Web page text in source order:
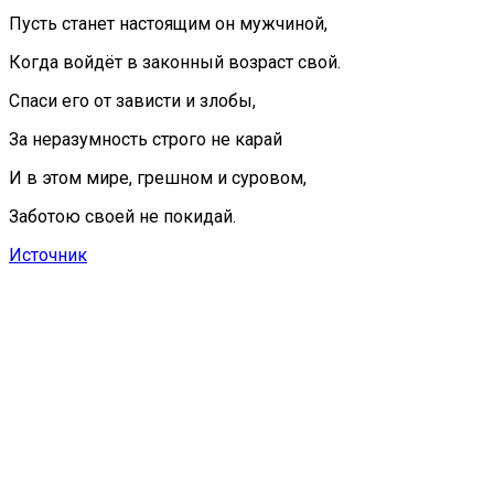
Пусть станет настоящим он мужчиной,
Когда войдёт в законный возраст свой.
Спаси его от зависти и злобы,
За неразумность строго не карай
И в этом мире, грешном и суровом,
Заботою своей не покидай.
Источник